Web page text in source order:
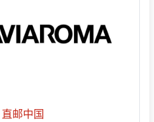
直邮中国